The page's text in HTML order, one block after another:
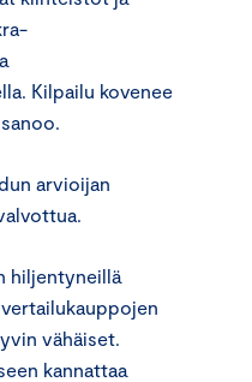
Kilpailu kovenee
arvioijan
hiljentyneillä
vähäiset.
kannattaa